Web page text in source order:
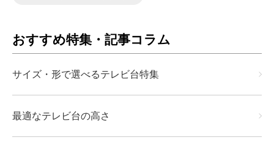
おすすめ特集・記事コラム
サイズ・形で選べるテレビ台特集
最適なテレビ台の高さ